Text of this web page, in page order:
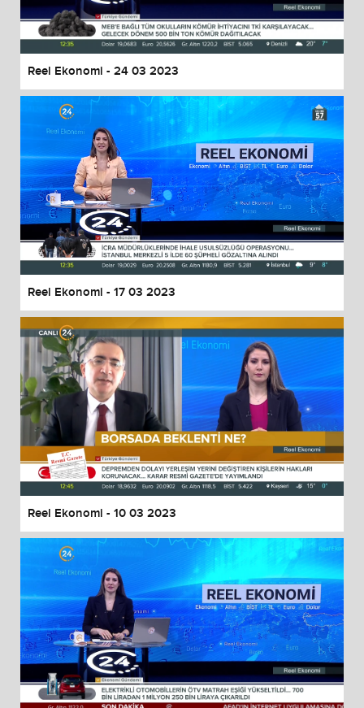
Reel Ekonomi - 24 03 2023
Reel Ekonomi - 17 03 2023
Reel Ekonomi - 10 03 2023